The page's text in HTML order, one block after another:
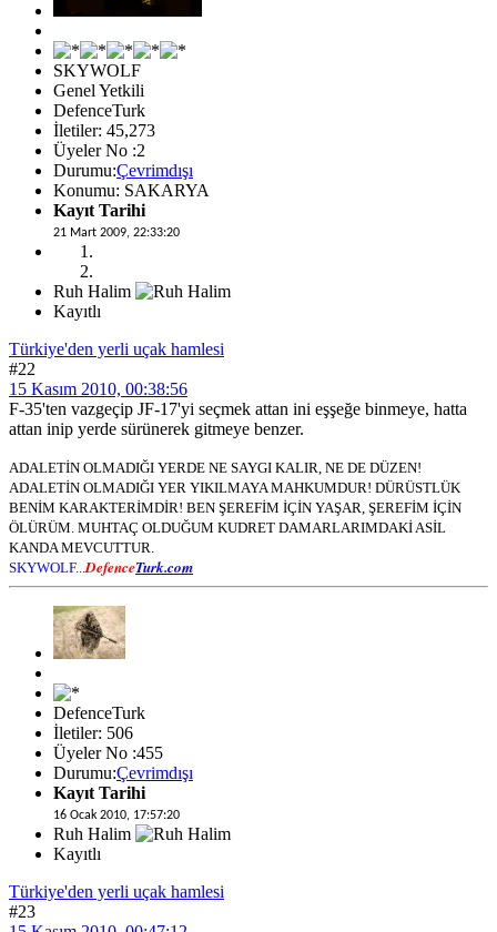
SKYWOLF
Genel Yetkili
DefenceTurk
İletiler: 45,273
Üyeler No :2
Durumu:Çevrimdışı
Konumu: SAKARYA
Kayıt Tarihi
21 Mart 2009, 22:33:20
Ruh Halim
Kayıtlı
Türkiye'den yerli uçak hamlesi
#22
15 Kasım 2010, 00:38:56
F-35'ten vazgeçip JF-17'yi seçmek attan ini eşşeğe binmeye, hatta
attan inip yerde sürünerek gitmeye benzer.
ADALETİN OLMADIĞI YERDE NE SAYGI KALIR, NE DE DÜZEN!
ADALETİN OLMADIĞI YER YIKILMAYA MAHKUMDUR! DÜRÜSTLÜK
BENİM KARAKTERİMDİR! BEN ŞEREFİM İÇİN YAŞAR, ŞEREFİM İÇİN
ÖLÜRÜM. MUHTAÇ OLDUĞUM KUDRET DAMARLARIMDAKİ ASİL
KANDA MEVCUTTUR.
SKYWOLF... DefenceTurk.com
DefenceTurk
İletiler: 506
Üyeler No :455
Durumu:Çevrimdışı
Kayıt Tarihi
16 Ocak 2010, 17:57:20
Ruh Halim
Kayıtlı
Türkiye'den yerli uçak hamlesi
#23